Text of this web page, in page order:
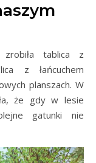
zrobiła tablica z
z łańcuchem
planszach. W
że gdy w lesie
gatunki nie